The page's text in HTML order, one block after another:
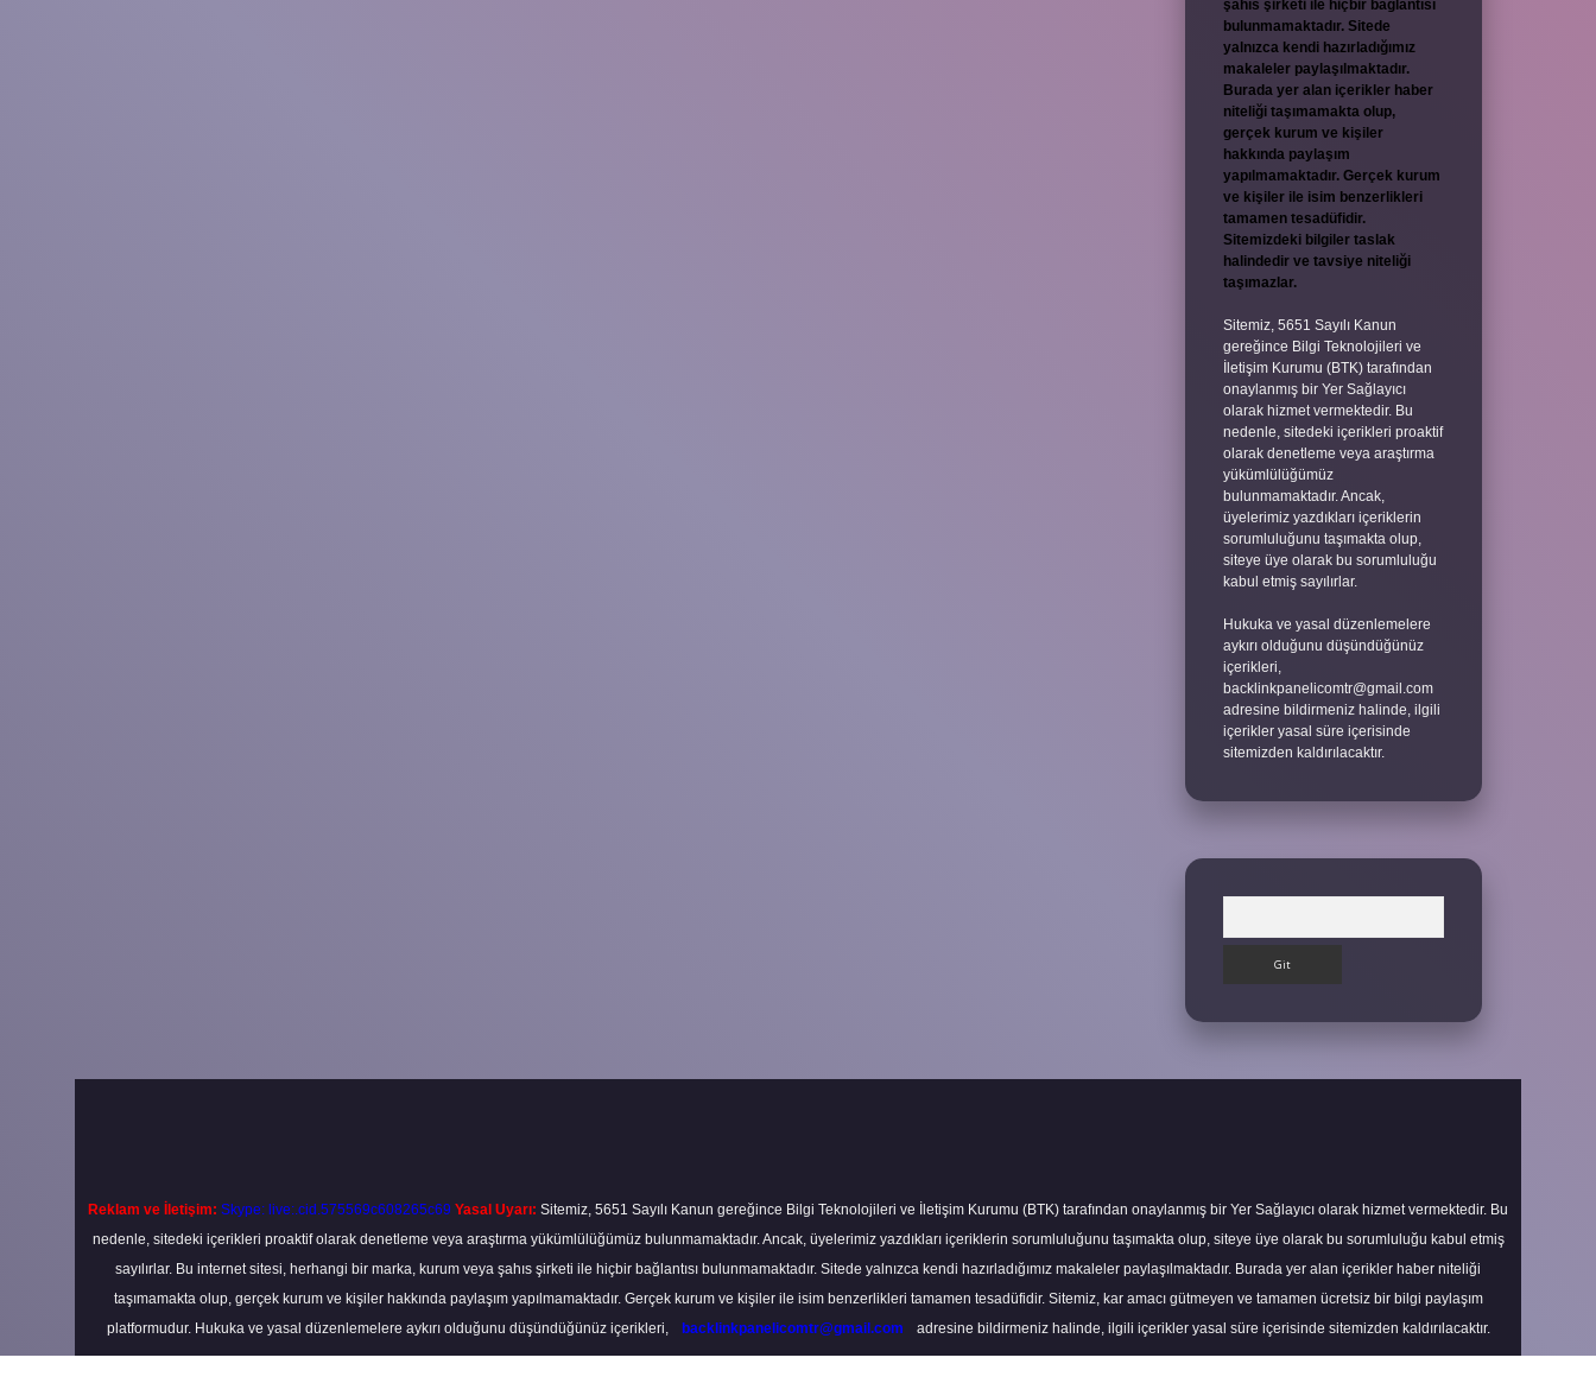
şahıs şirketi ile hiçbir bağlantısı
bulunmamaktadır. Sitede
yalnızca kendi hazırladığımız
makaleler paylaşılmaktadır.
Burada yer alan içerikler haber
niteliği taşımamakta olup,
gerçek kurum ve kişiler
hakkında paylaşım
yapılmamaktadır. Gerçek kurum
ve kişiler ile isim benzerlikleri
tamamen tesadüfidir.
Sitemizdeki bilgiler taslak
halindedir ve tavsiye niteliği
taşımazlar.
Sitemiz, 5651 Sayılı Kanun
gereğince Bilgi Teknolojileri ve
İletişim Kurumu (BTK) tarafından
onaylanmış bir Yer Sağlayıcı
olarak hizmet vermektedir. Bu
nedenle, sitedeki içerikleri proaktif
olarak denetleme veya araştırma
yükümlülüğümüz
bulunmamaktadır. Ancak,
üyelerimiz yazdıkları içeriklerin
sorumluluğunu taşımakta olup,
siteye üye olarak bu sorumluluğu
kabul etmiş sayılırlar.
Hukuka ve yasal düzenlemelere
aykırı olduğunu düşündüğünüz
içerikleri,
backlinkpanelicomtr@gmail.com
adresine bildirmeniz halinde, ilgili
içerikler yasal süre içerisinde
sitemizden kaldırılacaktır.
Reklam ve İletişim: Skype: live:.cid.575569c608265c69 Yasal Uyarı: Sitemiz, 5651 Sayılı Kanun gereğince Bilgi Teknolojileri ve İletişim Kurumu (BTK) tarafından onaylanmış bir Yer Sağlayıcı olarak hizmet vermektedir. Bu
nedenle, sitedeki içerikleri proaktif olarak denetleme veya araştırma yükümlülüğümüz bulunmamaktadır. Ancak, üyelerimiz yazdıkları içeriklerin sorumluluğunu taşımakta olup, siteye üye olarak bu sorumluluğu kabul etmiş
sayılırlar. Bu internet sitesi, herhangi bir marka, kurum veya şahıs şirketi ile hiçbir bağlantısı bulunmamaktadır. Sitede yalnızca kendi hazırladığımız makaleler paylaşılmaktadır. Burada yer alan içerikler haber niteliği
taşımamakta olup, gerçek kurum ve kişiler hakkında paylaşım yapılmamaktadır. Gerçek kurum ve kişiler ile isim benzerlikleri tamamen tesadüfidir. Sitemiz, kar amacı gütmeyen ve tamamen ücretsiz bir bilgi paylaşım
platformudur. Hukuka ve yasal düzenlemelere aykırı olduğunu düşündüğünüz içerikleri,
backlinkpanelicomtr@gmail.com adresine bildirmeniz halinde, ilgili içerikler yasal süre içerisinde sitemizden kaldırılacaktır.